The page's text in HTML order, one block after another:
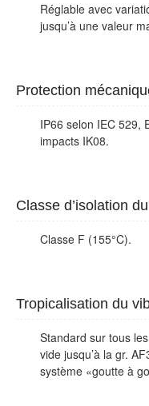
Réglable avec
jusqu’à une valeur
Protection
IP66 selon IEC 529,
impacts IK08.
Classe d’isolation
Classe F (155°C).
Tropicalisation du
Standard sur tous
vide jusqu’à la gr.
système «goutte à